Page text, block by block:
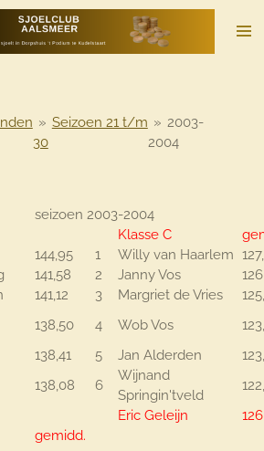
» Seizoen 21 t/m
30
» 2003-
2004
seizoen 2003-2004
Klasse C
144,95 1 Willy van Haarlem
141,58 2 Janny Vos
141,12 3 Margriet de Vries
138,50 4 Wob Vos
138,41 5 Jan Alderden
138,08 6
Wijnand
Springin'tveld
Eric Geleijn
gemidd.